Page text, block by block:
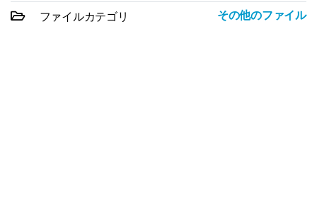
ファイルカテゴリ その他のファイル